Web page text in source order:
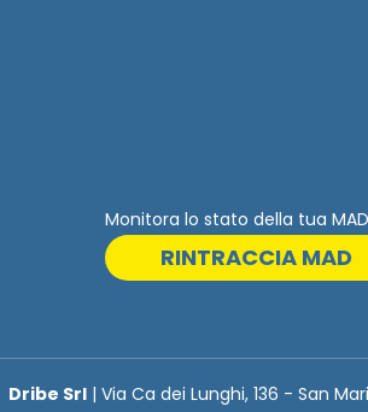
Monitora lo stato della tua MAD
RINTRACCIA MAD
Dribe Srl| Via Ca dei Lunghi, 136 - San